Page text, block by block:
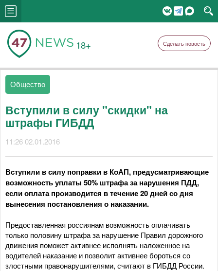
18+ Сделать новость
Общество
Вступили в силу "скидки" на
штрафы ГИБДД
11:26 02.01.2016
Вступили в силу поправки в КоАП, предусматривающие
возможность уплаты 50% штрафа за нарушения ПДД,
если оплата производится в течение 20 дней со дня
вынесения постановления о наказании.
Предоставленная россиянам возможность оплачивать
только половину штрафа за нарушение Правил дорожного
движения поможет активнее исполнять наложенное на
водителей наказание и позволит активнее бороться со
злостными правонарушителями, считают в ГИБДД России.